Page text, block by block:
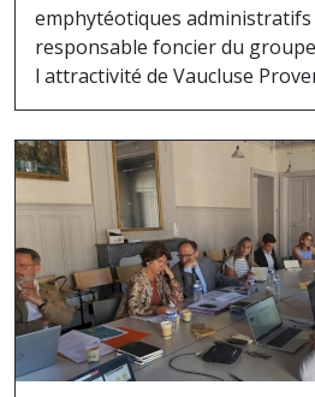
emphytéotiques administratifs
responsable foncier du
l attractivité de Vaucluse